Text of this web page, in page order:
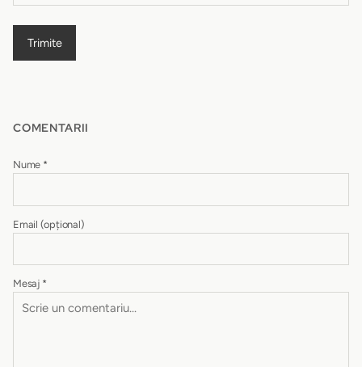
Trimite
COMENTARII
Nume *
Email (opțional)
Mesaj *